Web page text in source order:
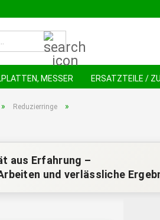
MESSER ERSATZTEILE /
» Reduzierringe »
aus Erfahrung –
und verlässliche